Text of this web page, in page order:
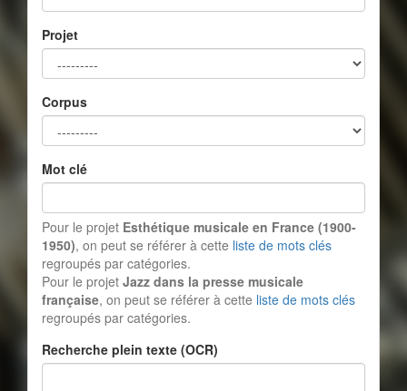
Projet
Corpus
Mot clé
Pour le projet Esthétique musicale en France (1900-
1950), on peut se référer à cette liste de mots clés
regroupés par catégories.
Pour le projet Jazz dans la presse musicale
française, on peut se référer à cette liste de mots clés
regroupés par catégories.
Recherche plein texte (OCR)